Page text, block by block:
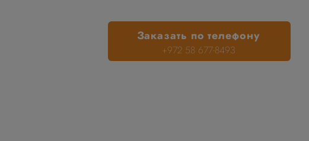
Заказать по телефону
+972 58 677-8493